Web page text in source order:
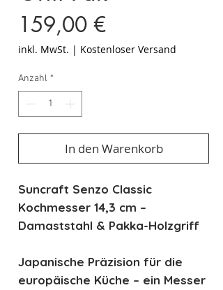
159,00 €Preis
inkl. MwSt. | Kostenloser Versand
Anzahl *
In den Warenkorb
Suncraft Senzo Classic
Kochmesser 14,3 cm –
Damaststahl & Pakka-Holzgriff
Japanische Präzision für die
europäische Küche – ein Messer